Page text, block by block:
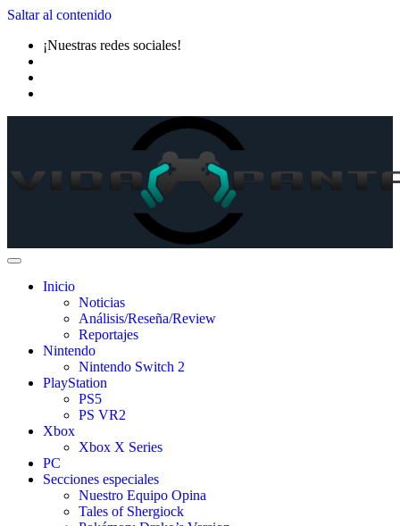
Saltar al contenido
¡Nuestras redes sociales!
Inicio
Noticias
Análisis/Reseña/Review
Reportajes
Nintendo
Nintendo Switch 2
PlayStation
PS5
PS VR2
Xbox
Xbox X Series
PC
Secciones especiales
Nuestro Equipo Opina
Tales of Shergiock